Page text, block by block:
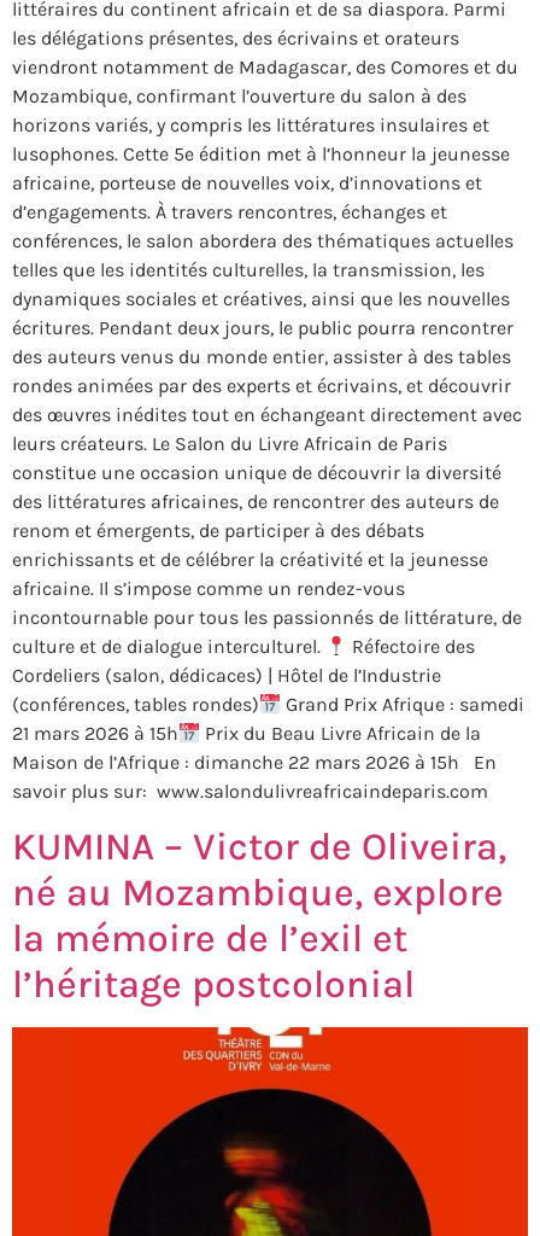
littéraires du continent africain et de sa diaspora. Parmi
les délégations présentes, des écrivains et orateurs
viendront notamment de Madagascar, des Comores et du
Mozambique, confirmant l’ouverture du salon à des
horizons variés, y compris les littératures insulaires et
lusophones. Cette 5e édition met à l’honneur la jeunesse
africaine, porteuse de nouvelles voix, d’innovations et
d’engagements. À travers rencontres, échanges et
conférences, le salon abordera des thématiques actuelles
telles que les identités culturelles, la transmission, les
dynamiques sociales et créatives, ainsi que les nouvelles
écritures. Pendant deux jours, le public pourra rencontrer
des auteurs venus du monde entier, assister à des tables
rondes animées par des experts et écrivains, et découvrir
des œuvres inédites tout en échangeant directement avec
leurs créateurs. Le Salon du Livre Africain de Paris
constitue une occasion unique de découvrir la diversité
des littératures africaines, de rencontrer des auteurs de
renom et émergents, de participer à des débats
enrichissants et de célébrer la créativité et la jeunesse
africaine. Il s’impose comme un rendez-vous
incontournable pour tous les passionnés de littérature, de
culture et de dialogue interculturel.
Réfectoire des
Cordeliers (salon, dédicaces) | Hôtel de l’Industrie
(conférences, tables rondes)
Grand Prix Afrique : samedi
21 mars 2026 à 15h
Prix du Beau Livre Africain de la
Maison de l’Afrique : dimanche 22 mars 2026 à 15h En
savoir plus sur: www.salondulivreafricaindeparis.com
KUMINA – Victor de Oliveira,
né au Mozambique, explore
la mémoire de l’exil et
l’héritage postcolonial